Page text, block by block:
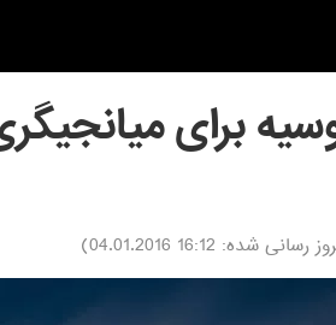
برای
رسانی شده: 16:12 04.01.2016
)